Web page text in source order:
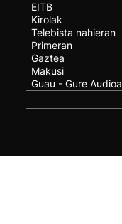
EITB
Kirolak
Telebista nahieran
Primeran
Gaztea
Makusi
Guau - Gure Audioa